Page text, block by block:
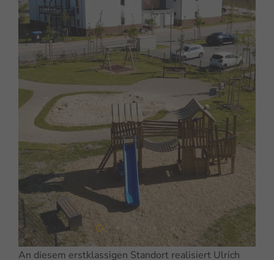
An diesem erstklassigen Standort realisiert Ulrich